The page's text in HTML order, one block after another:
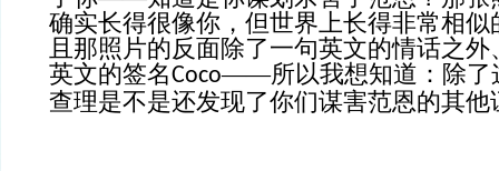
确实长得很像你，但世界上长得非常相
且那照片的反面除了一句英文的情话之
英文的签名Coco——所以我想知道：除了
查理是不是还发现了你们谋害范恩的其他